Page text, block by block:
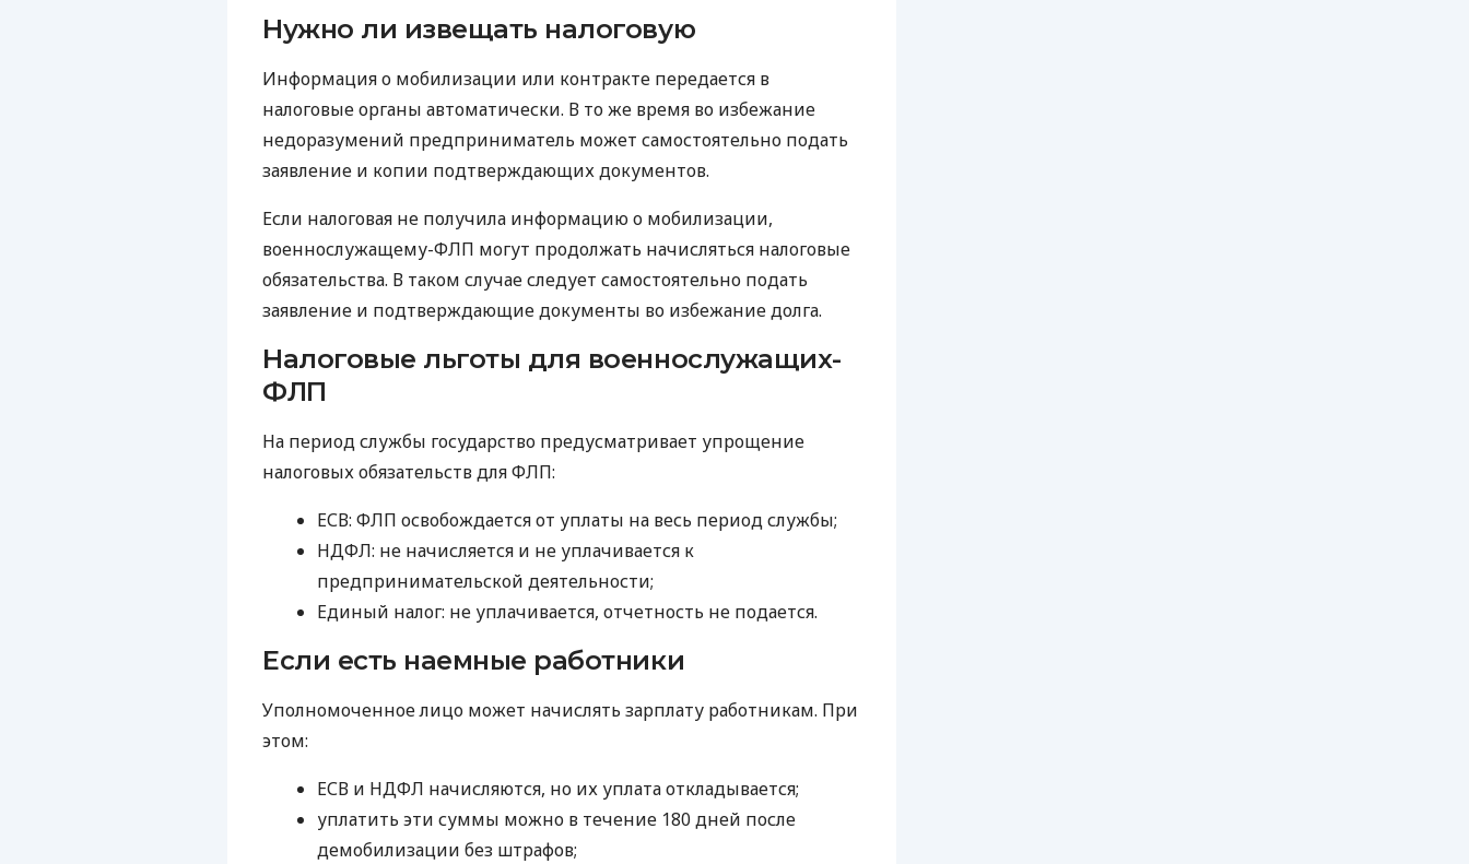
Нужно ли извещать налоговую
Информация о мобилизации или контракте передается в
налоговые органы автоматически. В то же время во избежание
недоразумений предприниматель может самостоятельно подать
заявление и копии подтверждающих документов.
Если налоговая не получила информацию о мобилизации,
военнослужащему-ФЛП могут продолжать начисляться налоговые
обязательства. В таком случае следует самостоятельно подать
заявление и подтверждающие документы во избежание долга.
Налоговые льготы для военнослужащих-
ФЛП
На период службы государство предусматривает упрощение
налоговых обязательств для ФЛП:
ЕСВ: ФЛП освобождается от уплаты на весь период службы;
НДФЛ: не начисляется и не уплачивается к
предпринимательской деятельности;
Единый налог: не уплачивается, отчетность не подается.
Если есть наемные работники
Уполномоченное лицо может начислять зарплату работникам. При
этом:
ЕСВ и НДФЛ начисляются, но их уплата откладывается;
уплатить эти суммы можно в течение 180 дней после
демобилизации без штрафов;